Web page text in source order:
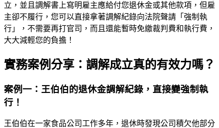
立，並且調解書上寫明雇主應給付您退休金或其他款項，但雇
主卻不履行，您可以直接拿著調解紀錄向法院聲請「強制執
行」，不需要再打官司，而且還能暫時免繳裁判費和執行費，
大大減輕您的負擔！
實務案例分享：調解成立真的有效力嗎？
案例一：王伯伯的退休金調解紀錄，直接變強制執
行！
王伯伯在一家食品公司工作多年，退休時發現公司積欠他部分